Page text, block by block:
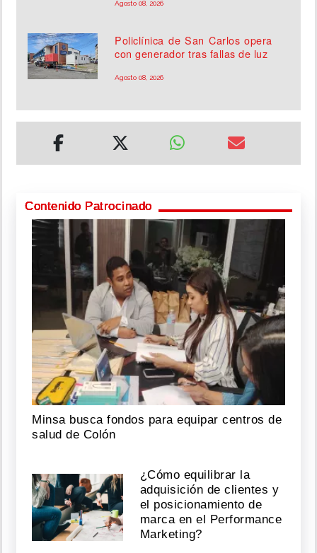
Agosto 08, 2026
Policlínica de San Carlos opera
con generador tras fallas de luz
Agosto 08, 2026
Contenido Patrocinado
Minsa busca fondos para equipar centros de
salud de Colón
¿Cómo equilibrar la
adquisición de clientes y
el posicionamiento de
marca en el Performance
Marketing?